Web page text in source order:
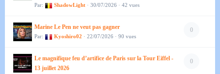
Par: ShadowLight · 30/07/2026 · 42 vues
0
Marine Le Pen ne veut pas gagner
Par: Kyoshiro02 · 22/07/2026 · 90 vues
0
Le magnifique feu d’artifice de Paris sur la Tour Eiffel -
13 juillet 2026